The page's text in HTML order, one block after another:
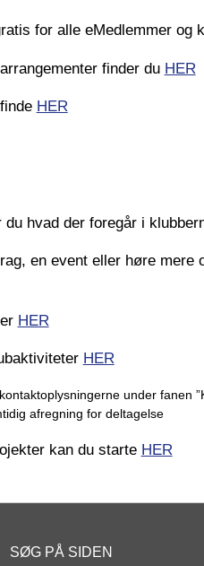
for alle eMedlemmer og
finder du HER
HER
hvad der foregår i
en event eller høre
HER
HER
under fanen
afregning for deltagelse
kan du starte HER
SØG PÅ SIDEN